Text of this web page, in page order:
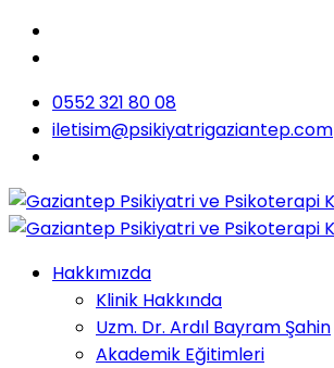
0552 321 80 08
iletisim@psikiyatrigaziantep.com
Hakkımızda
Klinik Hakkında
Uzm. Dr. Ardıl Bayram Şahin
Akademik Eğitimleri